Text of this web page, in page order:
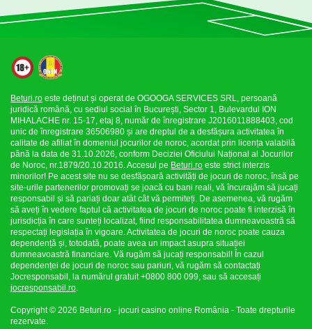
Beturi.ro este deținut și operat de OGOOGA SERVICES SRL, persoană
juridică română, cu sediul social în București, Sector 1, Bulevardul ION
MIHALACHE nr. 15-17, etaj 8, număr de înregistrare J2016011888403, cod
unic de înregistrare 36506980 și are dreptul de a desfășura activitatea în
calitate de afiliat în domeniul jocurilor de noroc, acordat prin licența valabilă
până la data de 31.10.2026, conform Deciziei Oficiului Național al Jocurilor
de Noroc, nr.1879/20.10.2016. Accesul pe Beturi.ro este strict interzis
minorilor! Pe acest site nu se desfășoară activități de jocuri de noroc, însă pe
site-urile partenerilor promovați se joacă cu bani reali, vă încurajăm să jucați
responsabil și să pariați doar atât cât vă permiteți. De asemenea, vă rugăm
să aveți în vedere faptul că activitatea de jocuri de noroc poate fi interzisă în
jurisdicția în care sunteți localizat, fiind responsabilitatea dumneavoastră să
respectați legislația în vigoare. Activitatea de jocuri de noroc poate cauza
dependență și, totodată, poate avea un impact asupra situației
dumneavoastră financiare. Vă rugăm să jucați responsabil! În cazul
dependenței de jocuri de noroc sau pariuri, vă rugăm să contactați
Jocresponsabil, la numărul gratuit +0800 800 099, sau să accesați
jocresponsabil.ro
Copyright © 2026 Beturi.ro - jocuri casino online România - Toate drepturile
rezervate.